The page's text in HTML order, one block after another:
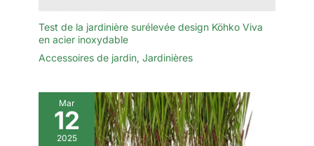
Test de la jardinière surélevée design Köhko Viva
en acier inoxydable
Accessoires de jardin, Jardinières
Mar
12
2025